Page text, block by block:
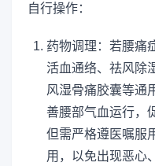
自行操作：
药物调理：若腰痛
活血通络、祛风除
风湿骨痛胶囊等通
善腰部气血运行，
但需严格遵医嘱服
用，以免出现恶心